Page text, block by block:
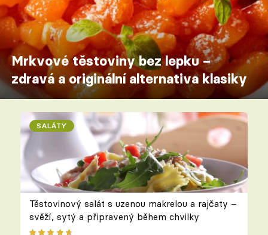
Mrkvové těstoviny bez lepku –
zdravá a originální alternativa klasiky
SALÁTY
Těstovinový salát s uzenou makrelou a rajčaty –
svěží, sytý a připravený během chvilky